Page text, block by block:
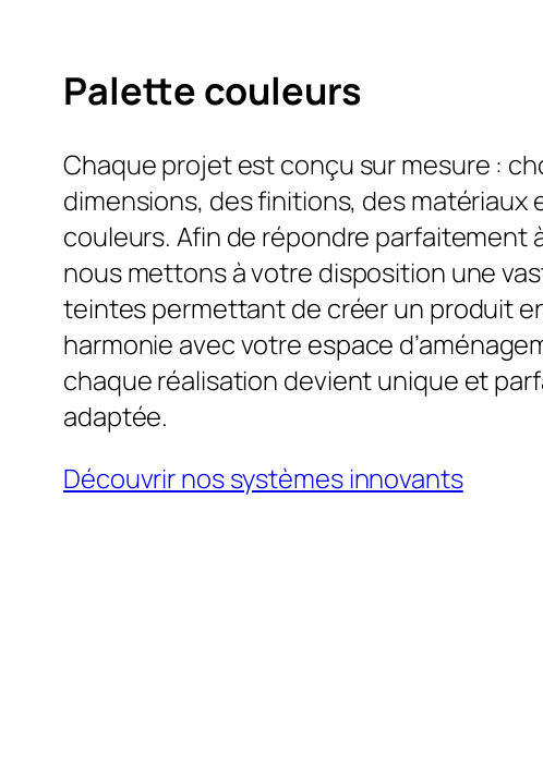
Palette couleurs
Chaque projet est conçu sur mesure :
dimensions, des finitions, des matériaux
couleurs. Afin de répondre parfaitement
nous mettons à votre disposition une
teintes permettant de créer un produit
harmonie avec votre espace
chaque réalisation devient unique et
adaptée.
Découvrir nos systèmes innovants